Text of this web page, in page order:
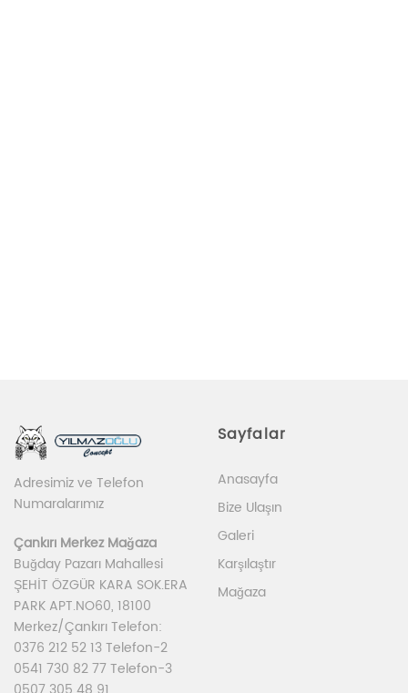
Adresimiz ve Telefon
Numaralarımız
Çankırı Merkez Mağaza
Buğday Pazarı Mahallesi
ŞEHİT ÖZGÜR KARA SOK.ERA
PARK APT.NO60, 18100
Merkez/Çankırı Telefon:
0376 212 52 13 Telefon-2
0541 730 82 77 Telefon-3
Sayfalar
Anasayfa
Bize Ulaşın
Galeri
Karşılaştır
Mağaza